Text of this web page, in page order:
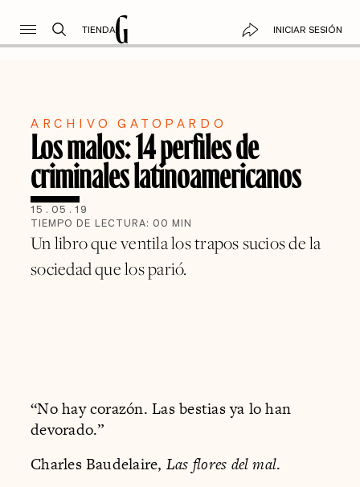
TIENDA INICIAR SESIÓN
ARCHIVO GATOPARDO
Los malos: 14 perfiles de
criminales latinoamericanos
15 . 05 . 19
TIEMPO DE LECTURA: 00 MIN
Un libro que ventila los trapos sucios de la
sociedad que los parió.
“No hay corazón. Las bestias ya lo han
devorado.”
Charles Baudelaire, Las flores del mal.